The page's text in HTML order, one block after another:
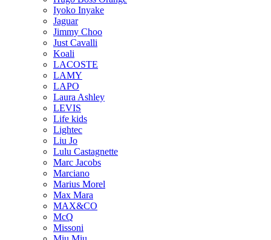
Iyoko Inyake
Jaguar
Jimmy Choo
Just Cavalli
Koali
LACOSTE
LAMY
LAPO
Laura Ashley
LEVIS
Life kids
Lightec
Liu Jo
Lulu Castagnette
Marc Jacobs
Marciano
Marius Morel
Max Mara
MAX&CO
McQ
Missoni